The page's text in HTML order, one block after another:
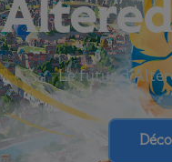
Le futur